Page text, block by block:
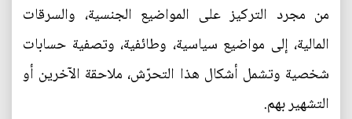
من مجرد التركيز على المواضيع الجنسية، والسرقات
المالية، إلى مواضيع سياسية، وطائفية، وتصفية حسابات
شخصية وتشمل أشكال هذا التحرّش، ملاحقة الآخرين أو
التشهير بهم.